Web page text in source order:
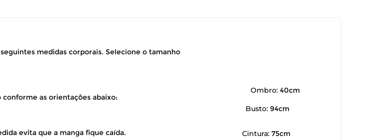
medidas corporais. Selecione o tamanho
as orientações abaixo:
evita que a manga fique caída.
Ombro: 40cm
Busto: 94cm
Cintura: 75cm